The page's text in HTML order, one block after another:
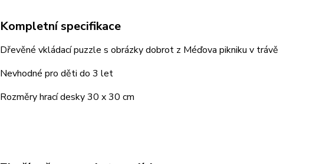
Kompletní specifikace
Dřevěné vkládací puzzle s obrázky dobrot z Méďova pikniku v trávě
Nevhodné pro děti do 3 let
Rozměry hrací desky 30 x 30 cm